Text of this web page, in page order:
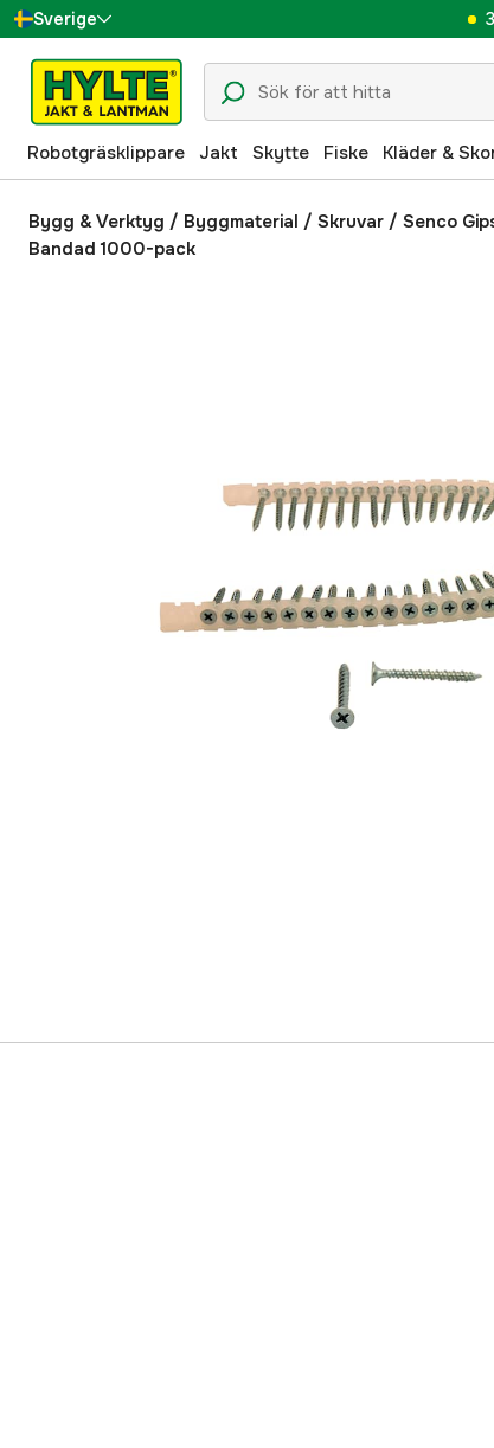
Sverige
Danmark
Suomi
Norge
Deutschland
Robotgräsklippare Jakt Skytte Fiske Kläder &
Bygg & Verktyg / Byggmaterial / Skruvar / Senco
Bandad 1000-pack